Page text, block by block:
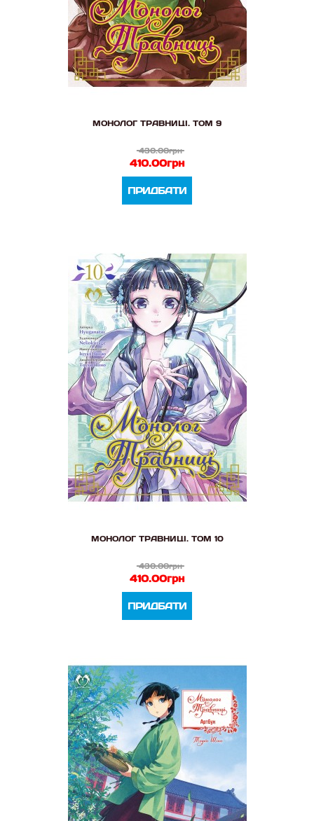
МОНОЛОГ ТРАВНИЦІ. ТОМ 9
430.00грн
410.00грн
ПРИДБАТИ
МОНОЛОГ ТРАВНИЦІ. ТОМ 10
430.00грн
410.00грн
ПРИДБАТИ